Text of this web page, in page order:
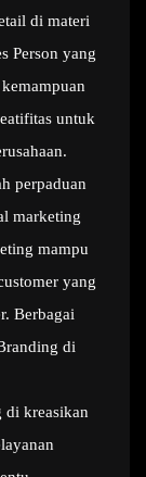
di materi
Person yang
untuk
perpaduan
marketing
mampu
yang
Berbagai
di
di kreasikan